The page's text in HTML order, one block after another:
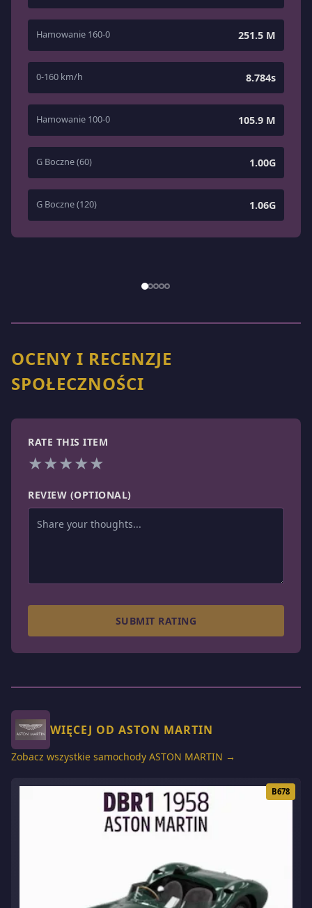
Hamowanie 160-0 251.5 M
0-160 km/h 8.784s
Hamowanie 100-0 105.9 M
G Boczne (60) 1.00G
G Boczne (120) 1.06G
OCENY I RECENZJE
SPOŁECZNOŚCI
RATE THIS ITEM
★★★★★
REVIEW (OPTIONAL)
SUBMIT RATING
WIĘCEJ OD ASTON MARTIN
Zobacz wszystkie samochody ASTON MARTIN →
B678